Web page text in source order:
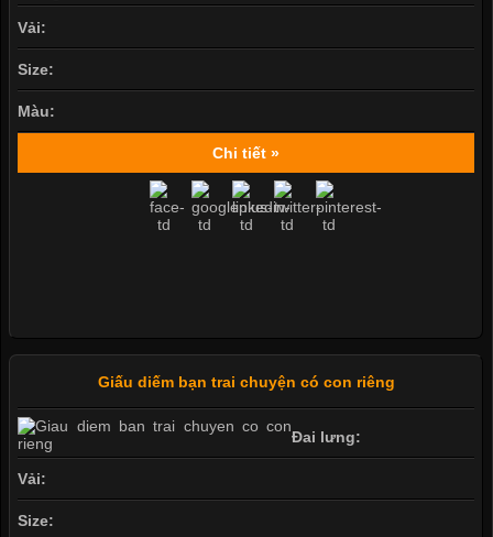
Vải:
Size:
Màu:
Chi tiết »
Giấu diếm bạn trai chuyện có con riêng
Đai lưng:
Vải:
Size: